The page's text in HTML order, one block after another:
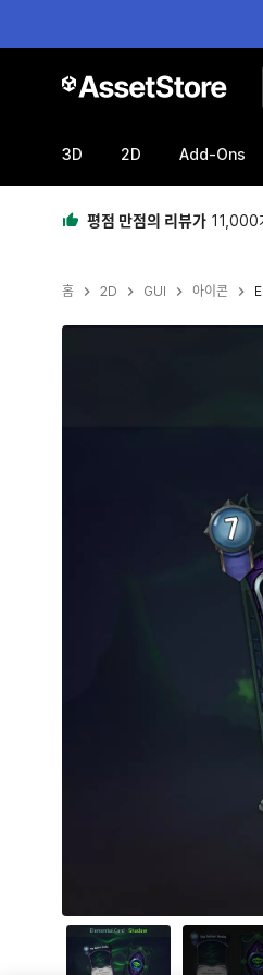
3D 2D Add-Ons
평점 만점의 리뷰가 11,000
홈 2D GUI 아이콘